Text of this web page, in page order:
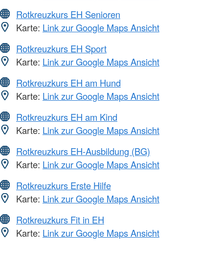
Rotkreuzkurs EH Senioren
Karte: Link zur Google Maps Ansicht
Rotkreuzkurs EH Sport
Karte: Link zur Google Maps Ansicht
Rotkreuzkurs EH am Hund
Karte: Link zur Google Maps Ansicht
Rotkreuzkurs EH am Kind
Karte: Link zur Google Maps Ansicht
Rotkreuzkurs EH-Ausbildung (BG)
Karte: Link zur Google Maps Ansicht
Rotkreuzkurs Erste Hilfe
Karte: Link zur Google Maps Ansicht
Rotkreuzkurs Fit in EH
Karte: Link zur Google Maps Ansicht